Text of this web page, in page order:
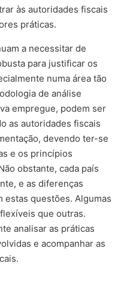
às autoridades fiscais
práticas.
a necessitar de
para justificar os
numa área tão
de análise
empregue, podem ser
as autoridades fiscais
devendo ter-se
e os princípios
obstante, cada país
e as diferenças
estas questões. Algumas
que outras.
analisar as práticas
e acompanhar as